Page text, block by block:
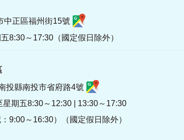
中正區福州街15號
8:30～17:30（國定假日除外）
投縣南投市省府路4號
期五8:30～12:30 | 13:30～17:30
：9:00～16:30）（國定假日除外）